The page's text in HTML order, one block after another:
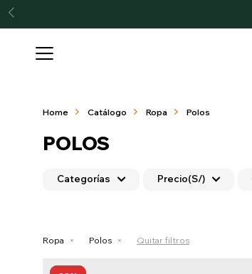

Home Catálogo Ropa Polos
POLOS
Categorías Precio(S/)
Ropa Polos Quitar filtros